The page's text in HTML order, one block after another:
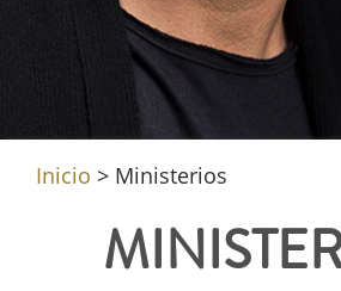
Inicio > Ministerios